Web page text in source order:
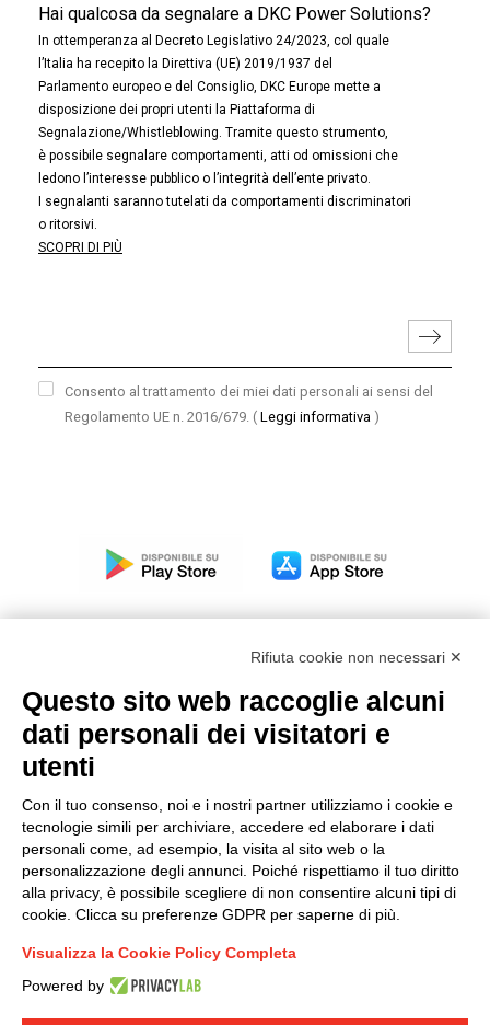
Hai qualcosa da segnalare a DKC Power Solutions?
In ottemperanza al Decreto Legislativo 24/2023, col quale
l’Italia ha recepito la Direttiva (UE) 2019/1937 del
Parlamento europeo e del Consiglio, DKC Europe mette a
disposizione dei propri utenti la Piattaforma di
Segnalazione/Whistleblowing. Tramite questo strumento,
è possibile segnalare comportamenti, atti od omissioni che
ledono l’interesse pubblico o l’integrità dell’ente privato.
I segnalanti saranno tutelati da comportamenti discriminatori
o ritorsivi.
SCOPRI DI PIÙ
Consento al trattamento dei miei dati personali ai sensi del
Regolamento UE n. 2016/679. ( Leggi informativa )
LINKEDIN YOUTUBE
Modello organizzativo, gestione e controllo – D. lgs.
231/2001
Condizioni generali di vendita DKC Power Solutions
Condizioni generali di acquisto
Codice etico
Rifiuta cookie non necessari ✕
Questo sito web raccoglie alcuni
dati personali dei visitatori e
utenti
Con il tuo consenso, noi e i nostri partner utilizziamo i cookie e
tecnologie simili per archiviare, accedere ed elaborare i dati
personali come, ad esempio, la visita al sito web o la
personalizzazione degli annunci. Poiché rispettiamo il tuo diritto
alla privacy, è possibile scegliere di non consentire alcuni tipi di
cookie. Clicca su preferenze GDPR per saperne di più.
Visualizza la Cookie Policy Completa
Powered by